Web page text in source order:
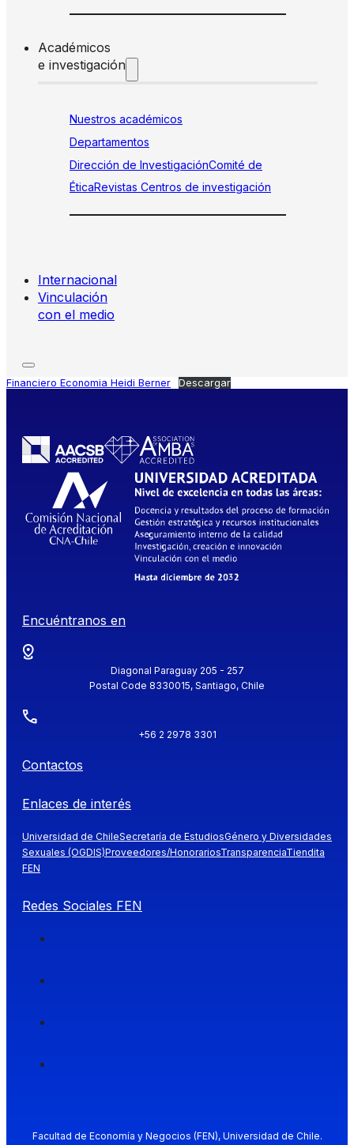
Académicos
e investigación
Nuestros académicos
Departamentos
Dirección de InvestigaciónComité de
ÉticaRevistas Centros de investigación
Internacional
Vinculación
con el medio
Financiero Economia Heidi Berner Descargar
Encuéntranos en
Diagonal Paraguay 205 - 257
Postal Code 8330015, Santiago, Chile
+56 2 2978 3301
Contactos
Enlaces de interés
Universidad de ChileSecretaría de EstudiosGénero y Diversidades
Sexuales (OGDIS)Proveedores/HonorariosTransparenciaTiendita
FEN
Redes Sociales FEN
Facultad de Economía y Negocios (FEN), Universidad de Chile.